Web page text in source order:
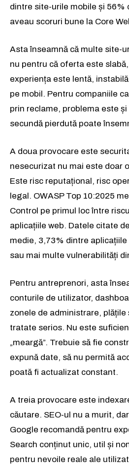
dintre site-urile mobile și 56%
aveau scoruri bune la Core
Asta înseamnă că multe site-
nu pentru că oferta este
experiența este lentă,
pe mobil. Pentru companiile
prin reclame, problema este
secundă pierdută poate
A doua provocare este
nesecurizat nu mai este doar
Este risc reputațional, risc
legal. OWASP Top 10:2025
Control pe primul loc între
aplicațiile web. Datele citate
medie, 3,73% dintre
sau mai multe vulnerabilități
Pentru antreprenori, asta
conturile de utilizator,
zonele de administrare,
tratate serios. Nu este
„meargă”. Trebuie să fie
expună date, să nu permită
poată fi actualizat constant.
A treia provocare este
căutare. SEO-ul nu a murit,
Google recomandă pentru
Search conținut unic, util și
pentru nevoile reale ale